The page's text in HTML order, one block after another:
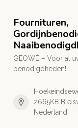
Fournituren,
GEOWÉ – Voor al
benodigdheden!
2665KB
Nederland